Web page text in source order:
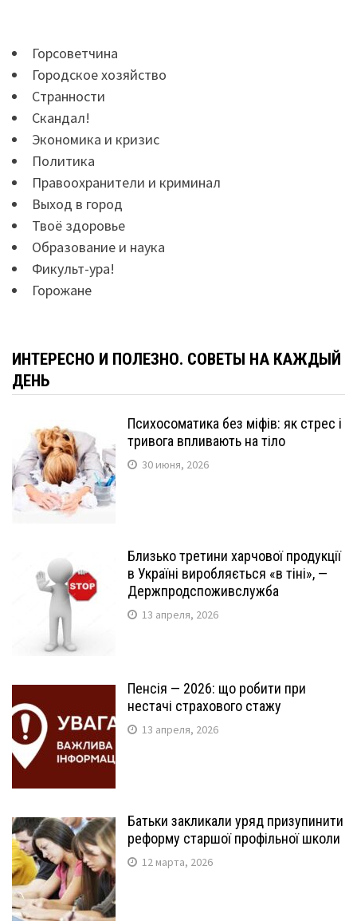
Горсоветчина
Городское хозяйство
Странности
Скандал!
Экономика и кризис
Политика
Правоохранители и криминал
Выход в город
Твоё здоровье
Образование и наука
Фикульт-ура!
Горожане
ИНТЕРЕСНО И ПОЛЕЗНО. СОВЕТЫ НА КАЖДЫЙ
ДЕНЬ
Психосоматика без міфів: як стрес і
тривога впливають на тіло
30 июня, 2026
Близько третини харчової продукції
в Україні виробляється «в тіні», —
Держпродспоживслужба
13 апреля, 2026
Пенсія — 2026: що робити при
нестачі страхового стажу
13 апреля, 2026
Батьки закликали уряд призупинити
реформу старшої профільної школи
12 марта, 2026